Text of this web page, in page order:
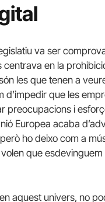
va ser
en la
les que tenen a
que les
preocupacions i
Europea acaba
ho deixo com a
que
aquest univers, no